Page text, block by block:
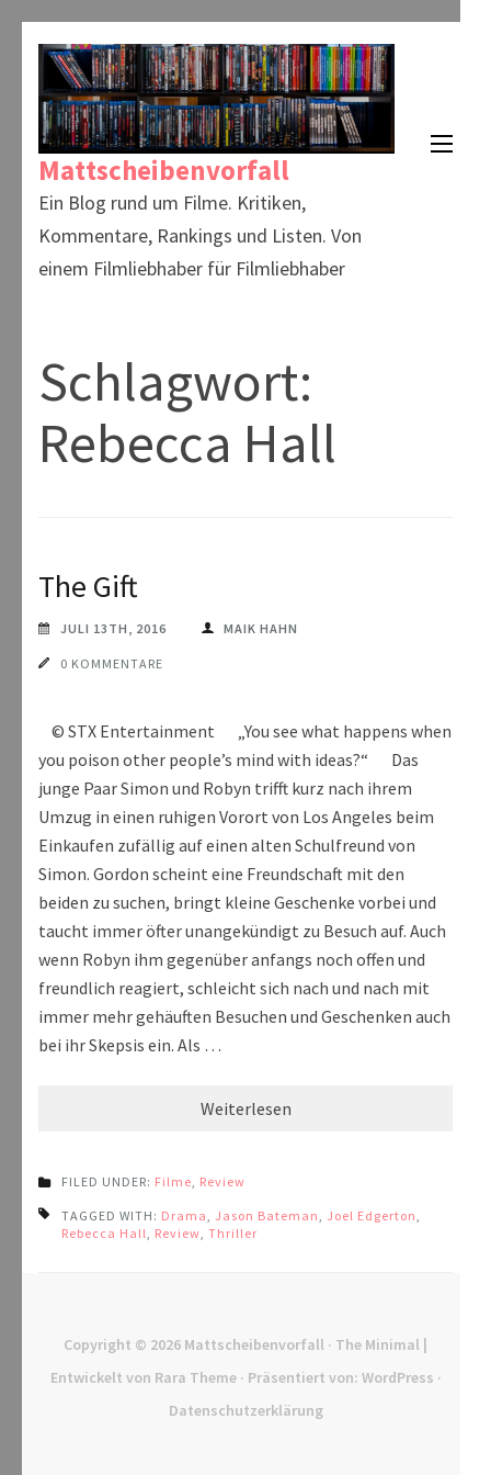
springen
(Enter
drücken)
Mattscheibenvorfall
Ein Blog rund um Filme. Kritiken,
Kommentare, Rankings und Listen. Von
einem Filmliebhaber für Filmliebhaber
Schlagwort:
Rebecca Hall
The Gift
JULI 13TH, 2016 MAIK HAHN
0 KOMMENTARE
© STX Entertainment „You see what happens when
you poison other people’s mind with ideas?“ Das
junge Paar Simon und Robyn trifft kurz nach ihrem
Umzug in einen ruhigen Vorort von Los Angeles beim
Einkaufen zufällig auf einen alten Schulfreund von
Simon. Gordon scheint eine Freundschaft mit den
beiden zu suchen, bringt kleine Geschenke vorbei und
taucht immer öfter unangekündigt zu Besuch auf. Auch
wenn Robyn ihm gegenüber anfangs noch offen und
freundlich reagiert, schleicht sich nach und nach mit
immer mehr gehäuften Besuchen und Geschenken auch
bei ihr Skepsis ein. Als …
Weiterlesen
FILED UNDER: Filme Review
TAGGED WITH: Drama Jason Bateman Joel Edgerton
Rebecca Hall
Review Thriller
Copyright © 2026 Mattscheibenvorfall · The Minimal |
Entwickelt von Rara Theme· Präsentiert von: WordPress ·
Datenschutzerklärung